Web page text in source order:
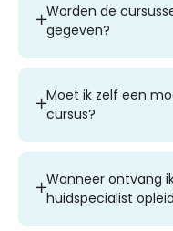
Worden de
gegeven?
Moet ik zelf een
cursus?
Wanneer ontvang
huidspecialist